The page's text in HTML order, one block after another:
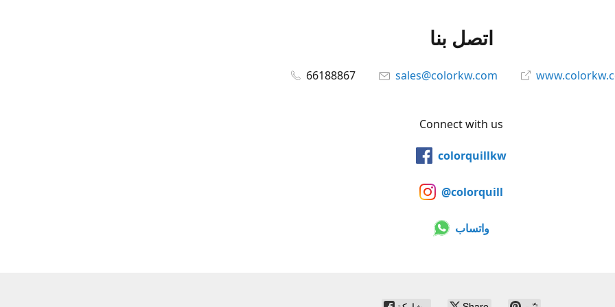
اتصل بنا
66188867 sales@colorkw.com
Connect with us
colorquillkw
@colorquill
واتساب